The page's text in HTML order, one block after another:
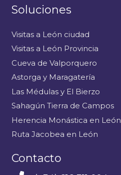
Soluciones
Visitas a León ciudad
Visitas a León Provincia
Cueva de Valporquero
Astorga y Maragatería
Las Médulas y El Bierzo
Sahagún Tierra de Campos
Herencia Monástica en León
Ruta Jacobea en León
Contacto